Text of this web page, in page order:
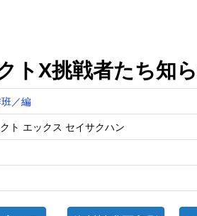
トX挑戦者たち知
／編
ト エックス セイサクハン